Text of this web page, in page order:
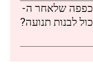
שלאחר ה-